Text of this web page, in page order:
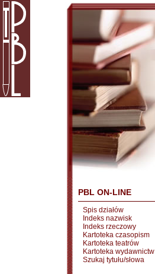
PBL ON-LINE
Spis działów
Indeks nazwisk
Indeks rzeczowy
Kartoteka czasopism
Kartoteka teatrów
Kartoteka wydawnictw
Szukaj tytułu/słowa